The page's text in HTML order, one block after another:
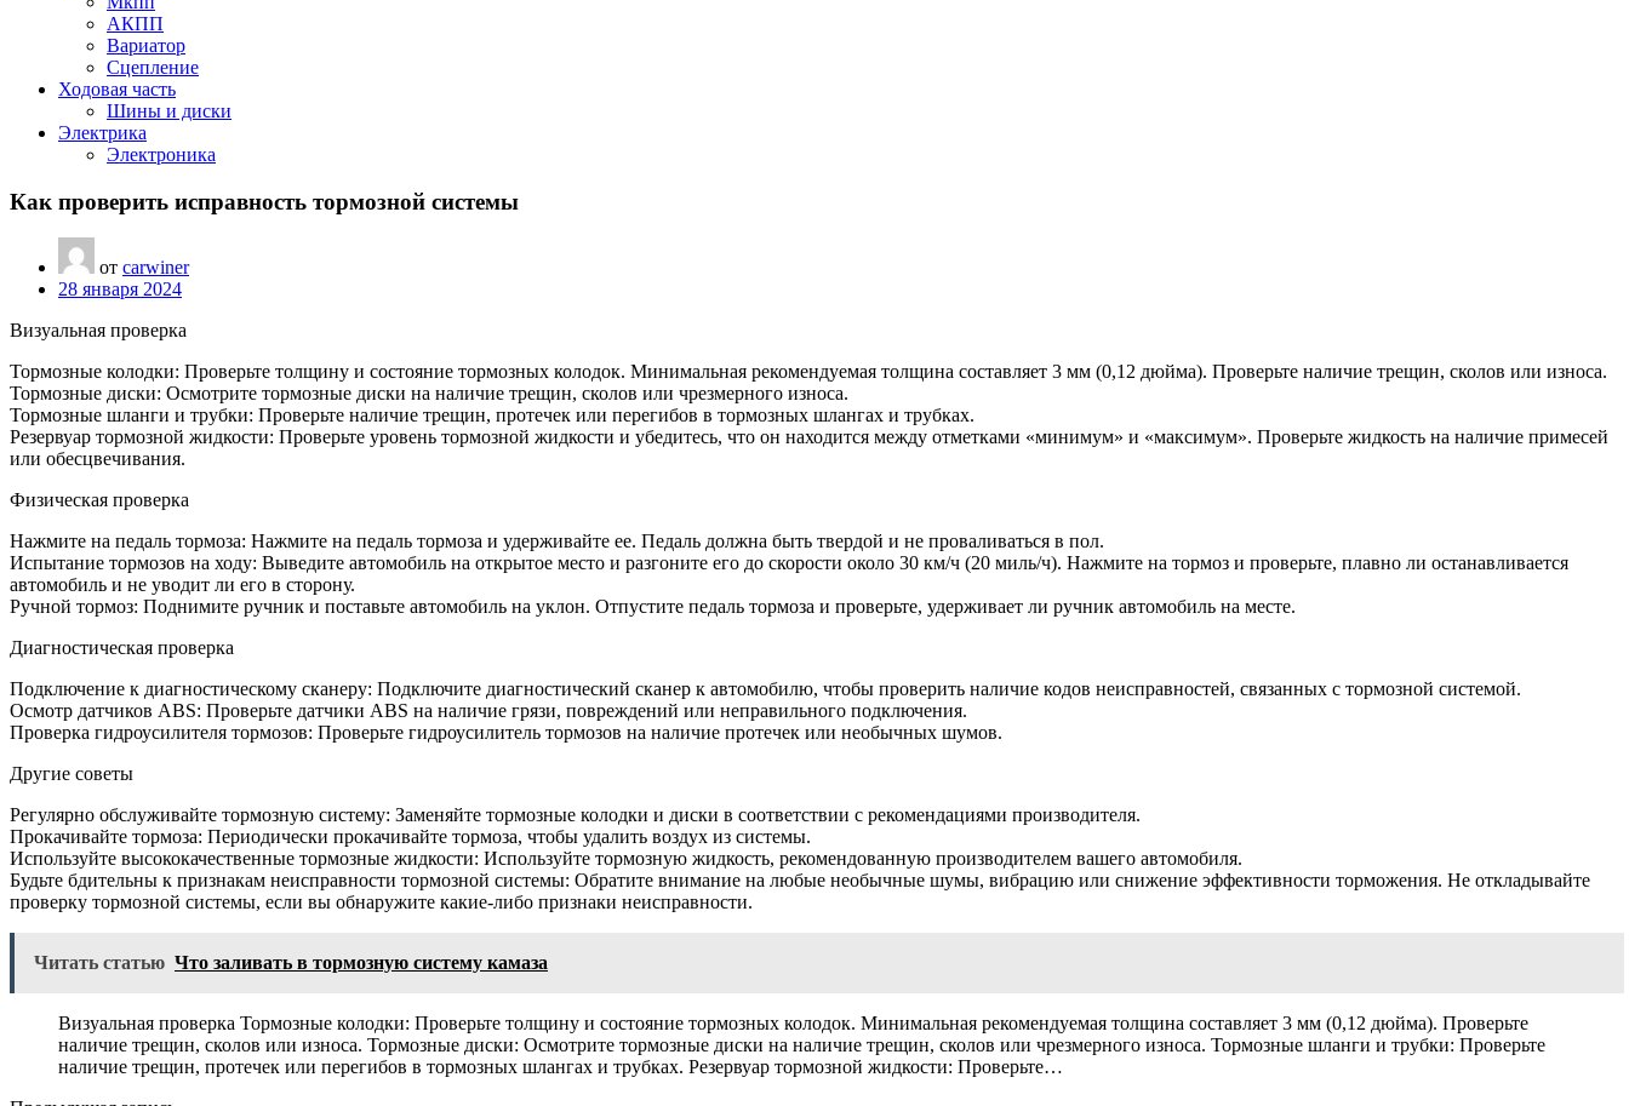
АКПП
Вариатор
Сцепление
Ходовая часть
Шины и диски
Электрика
Электроника
Как проверить исправность тормозной системы
от carwiner
28 января 2024
Визуальная проверка
Тормозные колодки: Проверьте толщину и состояние тормозных колодок. Минимальная рекомендуемая толщина составляет 3 мм (0,12 дюйма). Проверьте наличие трещин, сколов или износа.
Тормозные диски: Осмотрите тормозные диски на наличие трещин, сколов или чрезмерного износа.
Тормозные шланги и трубки: Проверьте наличие трещин, протечек или перегибов в тормозных шлангах и трубках.
Резервуар тормозной жидкости: Проверьте уровень тормозной жидкости и убедитесь, что он находится между отметками «минимум» и «максимум». Проверьте жидкость на наличие примесей
или обесцвечивания.
Физическая проверка
Нажмите на педаль тормоза: Нажмите на педаль тормоза и удерживайте ее. Педаль должна быть твердой и не проваливаться в пол.
Испытание тормозов на ходу: Выведите автомобиль на открытое место и разгоните его до скорости около 30 км/ч (20 миль/ч). Нажмите на тормоз и проверьте, плавно ли останавливается
автомобиль и не уводит ли его в сторону.
Ручной тормоз: Поднимите ручник и поставьте автомобиль на уклон. Отпустите педаль тормоза и проверьте, удерживает ли ручник автомобиль на месте.
Диагностическая проверка
Подключение к диагностическому сканеру: Подключите диагностический сканер к автомобилю, чтобы проверить наличие кодов неисправностей, связанных с тормозной системой.
Осмотр датчиков ABS: Проверьте датчики ABS на наличие грязи, повреждений или неправильного подключения.
Проверка гидроусилителя тормозов: Проверьте гидроусилитель тормозов на наличие протечек или необычных шумов.
Другие советы
Регулярно обслуживайте тормозную систему: Заменяйте тормозные колодки и диски в соответствии с рекомендациями производителя.
Прокачивайте тормоза: Периодически прокачивайте тормоза, чтобы удалить воздух из системы.
Используйте высококачественные тормозные жидкости: Используйте тормозную жидкость, рекомендованную производителем вашего автомобиля.
Будьте бдительны к признакам неисправности тормозной системы: Обратите внимание на любые необычные шумы, вибрацию или снижение эффективности торможения. Не откладывайте
проверку тормозной системы, если вы обнаружите какие-либо признаки неисправности.
Читать статью Что заливать в тормозную систему камаза
Визуальная проверка Тормозные колодки: Проверьте толщину и состояние тормозных колодок. Минимальная рекомендуемая толщина составляет 3 мм (0,12 дюйма). Проверьте
наличие трещин, сколов или износа. Тормозные диски: Осмотрите тормозные диски на наличие трещин, сколов или чрезмерного износа. Тормозные шланги и трубки: Проверьте
наличие трещин, протечек или перегибов в тормозных шлангах и трубках. Резервуар тормозной жидкости: Проверьте…